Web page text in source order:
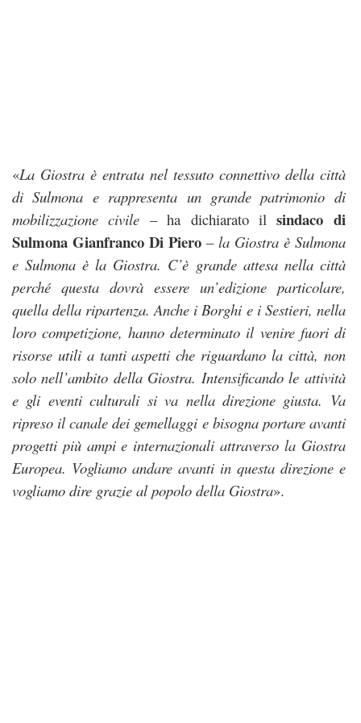
«La Giostra è entrata nel tessuto connettivo della città
di Sulmona e rappresenta un grande patrimonio di
mobilizzazione civile – ha dichiarato ilsindaco di
Sulmona Gianfranco Di Piero– la Giostra è Sulmona
e Sulmona è la Giostra. C’è grande attesa nella città
perché questa dovrà essere un’edizione particolare,
quella della ripartenza. Anche i Borghi e i Sestieri, nella
loro competizione, hanno determinato il venire fuori di
risorse utili a tanti aspetti che riguardano la città, non
solo nell’ambito della Giostra. Intensificando le attività
e gli eventi culturali si va nella direzione giusta. Va
ripreso il canale dei gemellaggi e bisogna portare avanti
progetti più ampi e internazionali attraverso la Giostra
Europea. Vogliamo andare avanti in questa direzione e
vogliamo dire grazie al popolo della Giostra».